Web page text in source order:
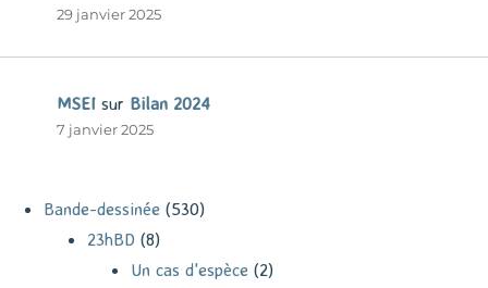
29 janvier 2025
MSEI sur Bilan 2024
7 janvier 2025
Bande-dessinée (530)
23hBD (8)
Un cas d'espèce (2)